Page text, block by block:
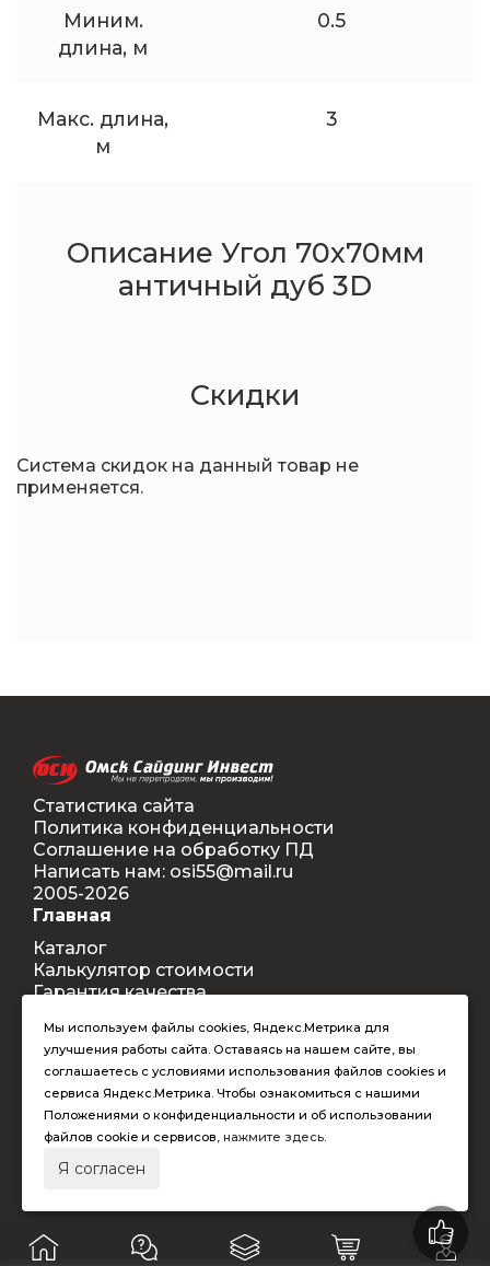
Миним.
длина, м
0.5
Макс. длина,
м
3
Описание Угол 70x70мм
античный дуб 3D
Скидки
Система скидок на данный товар не
применяется.
Статистика сайта
Политика конфиденциальности
Соглашение на обработку ПД
Написать нам: osi55@mail.ru
2005-2026
Главная
Каталог
Калькулятор стоимости
Гарантия качества
Контакты
Покупателям
Способы оплаты
Условия оформления заказа
Таблица допустимых размеров
Мы используем файлы cookies, Яндекс.Метрика для
улучшения работы сайта. Оставаясь на нашем сайте, вы
соглашаетесь с условиями использования файлов cookies и
сервиса Яндекс.Метрика. Чтобы ознакомиться с нашими
Положениями о конфиденциальности и об использовании
файлов cookie и сервисов, нажмите здесь.
Я согласен